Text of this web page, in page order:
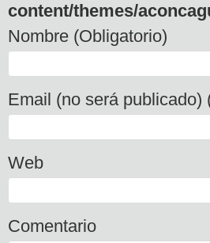
content/themes/
Nombre (Obligatorio)
Email (no será publicado)
Web
Comentario